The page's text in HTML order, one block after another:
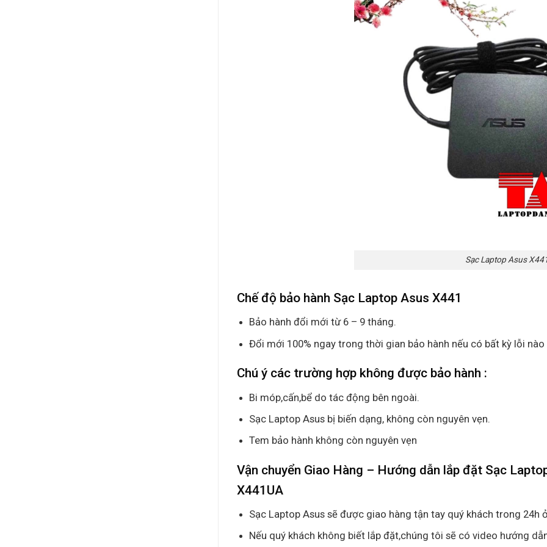
Sạc Laptop Asus
Chế độ bảo hành Sạc Laptop Asus X441
Bảo hành đổi mới từ 6 – 9 tháng.
Đổi mới 100% ngay trong thời gian bảo hành nếu có bất kỳ lỗi
Chú ý các trường hợp không được bảo hành :
Bi móp,cấn,bể do tác động bên ngoài.
Sạc Laptop Asus bị biến dạng, không còn nguyên vẹn.
Tem bảo hành không còn nguyên vẹn
Vận chuyển Giao Hàng – Hướng dẫn lắp đặt Sạc
X441UA
Sạc Laptop Asus sẽ được giao hàng tận tay quý khách trong 24h
Nếu quý khách không biết lắp đặt,chúng tôi sẽ có video hướng